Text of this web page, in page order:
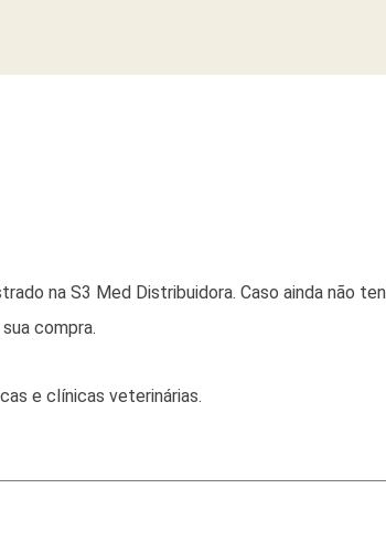
na S3 Med Distribuidora. Caso ainda não
compra.
e clínicas veterinárias.